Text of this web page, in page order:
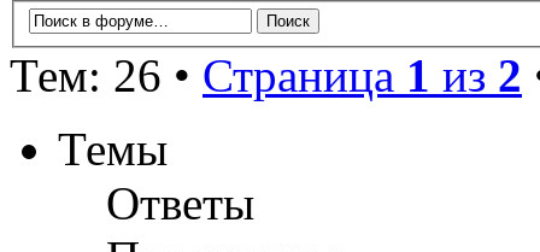
Тем: 26 • Страница 1 из 2
Темы
Ответы